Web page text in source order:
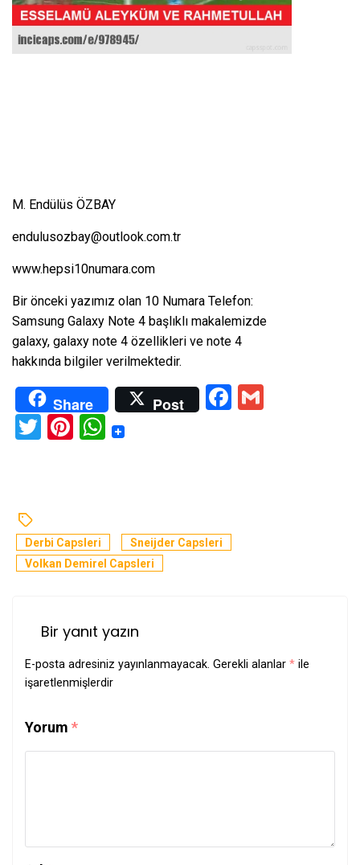
M. Endülüs ÖZBAY
endulusozbay@outlook.com.tr
www.hepsi10numara.com
Bir önceki yazımız olan 10 Numara Telefon:
Samsung Galaxy Note 4 başlıklı makalemizde
galaxy, galaxy note 4 özellikleri ve note 4
hakkında bilgiler verilmektedir.
Share Post Facebook
Twitter
Pinterest
WhatsApp
Derbi Capsleri
Sneijder Capsleri
Volkan Demirel Capsleri
Bir yanıt yazın
E-posta adresiniz yayınlanmayacak. Gerekli alanlar * ile
işaretlenmişlerdir
Yorum *